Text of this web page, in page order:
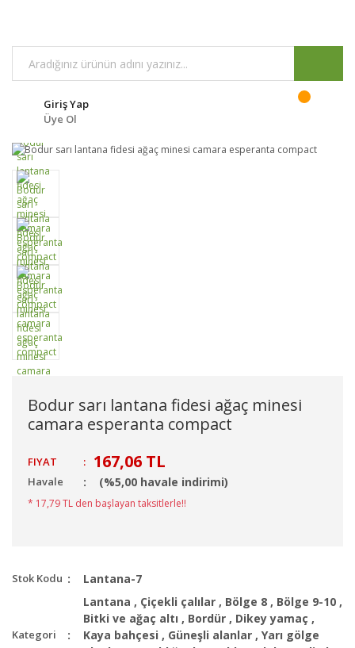
Giriş Yap
Üye Ol
Bodur sarı lantana fidesi ağaç minesi
camara esperanta compact
FIYAT : 167,06 TL
Havale (%5,00 havale indirimi)
* 17,79 TL den başlayan taksitlerle!!
Stok Kodu Lantana-7
Kategori
Lantana , Çiçekli çalılar , Bölge 8 , Bölge 9-10 ,
Bitki ve ağaç altı , Bordür , Dikey yamaç ,
Kaya bahçesi , Güneşli alanlar , Yarı gölge